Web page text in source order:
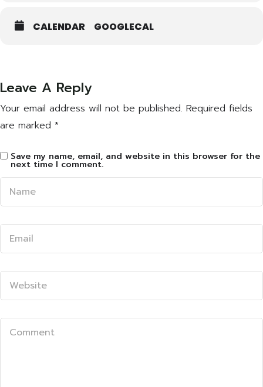
CALENDAR GOOGLECAL
Leave A Reply
Your email address will not be published. Required fields
are marked *
Save my name, email, and website in this browser for the
next time I comment.